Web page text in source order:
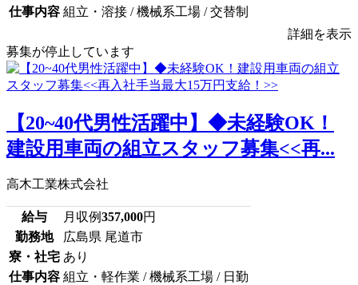
仕事内容 組立・溶接 / 機械系工場 / 交替制
詳細を表示
募集が停止しています
【20~40代男性活躍中】◆未経験OK！
建設用車両の組立スタッフ募集<<再...
高木工業株式会社
給与 月収例357,000円
勤務地
広島県 尾道市
寮・社宅 あり
仕事内容 組立・軽作業 / 機械系工場 / 日勤